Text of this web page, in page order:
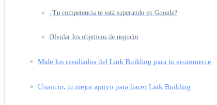
¿Tu competencia te está superando en Google?
Olvidar los objetivos de negocio
Mide los resultados del Link Building para tu ecommerce
Unancor, tu mejor apoyo para hacer Link Building